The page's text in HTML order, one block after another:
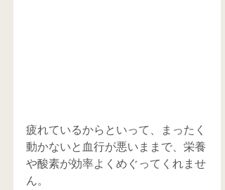
疲れているからといって、まったく
動かないと血行が悪いままで、栄養
や酸素が効率よくめぐってくれませ
ん。